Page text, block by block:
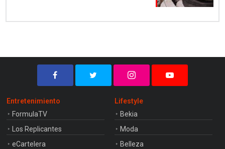
Entretenimiento
FormulaTV
Los Replicantes
eCartelera
Lifestyle
Bekia
Moda
Belleza